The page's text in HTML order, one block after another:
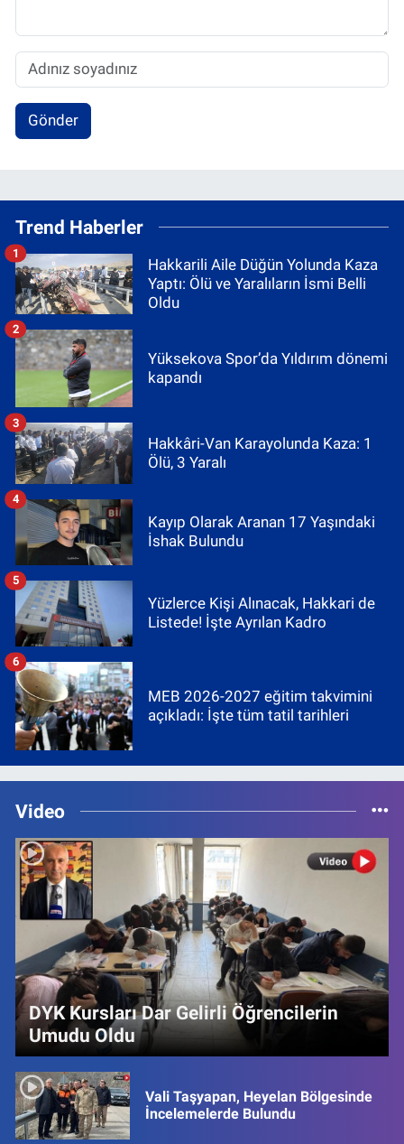
Gönder
Trend Haberler
Hakkarili Aile Düğün Yolunda Kaza
Yaptı: Ölü ve Yaralıların İsmi Belli
Oldu
1
Yüksekova Spor’da Yıldırım dönemi
kapandı
2
Hakkâri-Van Karayolunda Kaza: 1
Ölü, 3 Yaralı
3
Kayıp Olarak Aranan 17 Yaşındaki
İshak Bulundu
4
Yüzlerce Kişi Alınacak, Hakkari de
Listede! İşte Ayrılan Kadro
5
MEB 2026-2027 eğitim takvimini
açıkladı: İşte tüm tatil tarihleri
6
Video
DYK Kursları Dar Gelirli Öğrencilerin
Umudu Oldu
Vali Taşyapan, Heyelan Bölgesinde
İncelemelerde Bulundu